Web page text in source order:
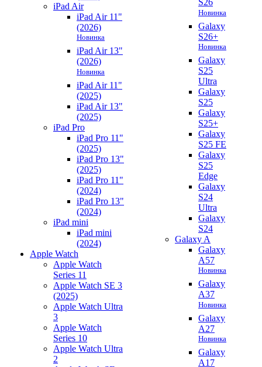
iPad Air
iPad Air 11"
(2026)
Новинка
iPad Air 13"
(2026)
Новинка
iPad Air 11"
(2025)
iPad Air 13"
(2025)
iPad Pro
iPad Pro 11"
(2025)
iPad Pro 13"
(2025)
iPad Pro 11"
(2024)
iPad Pro 13"
(2024)
iPad mini
iPad mini
(2024)
Apple Watch
Apple Watch
Series 11
Apple Watch SE 3
(2025)
Apple Watch Ultra
3
Apple Watch
Series 10
Apple Watch Ultra
2
S26
Новинка
Galaxy
S26+
Новинка
Galaxy
S25
Ultra
Galaxy
S25
Galaxy
S25+
Galaxy
S25 FE
Galaxy
S25
Edge
Galaxy
S24
Ultra
Galaxy
S24
Galaxy A
Galaxy
A57
Новинка
Galaxy
A37
Новинка
Galaxy
A27
Новинка
Galaxy
A17